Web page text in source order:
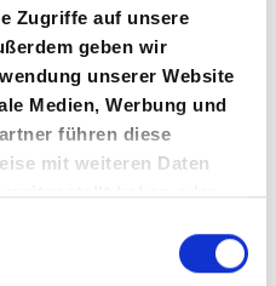
Zugriffe auf unsere
geben wir
unserer Website
Medien, Werbung und
führen diese
mit weiteren Daten
haben oder
für die Aufnahme in die
oder
Wohnzimmers im